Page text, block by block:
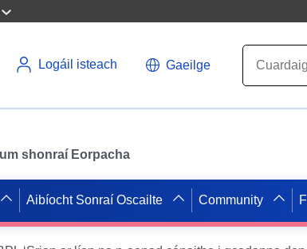
Logáil isteach Gaeilge
shonraí Eorpacha
Aibíocht Sonraí Oscailte Community